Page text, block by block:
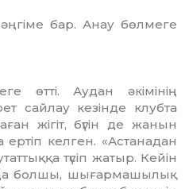
бар. Анау бөлмеге
өтті. Ау­дан әкімінің
сайлау кезінде клубта
жігіт, бү­гін де жанын
келген. «Астанадан
түсіп жатыр. Кейін
болшы, шығар­ма­шылық